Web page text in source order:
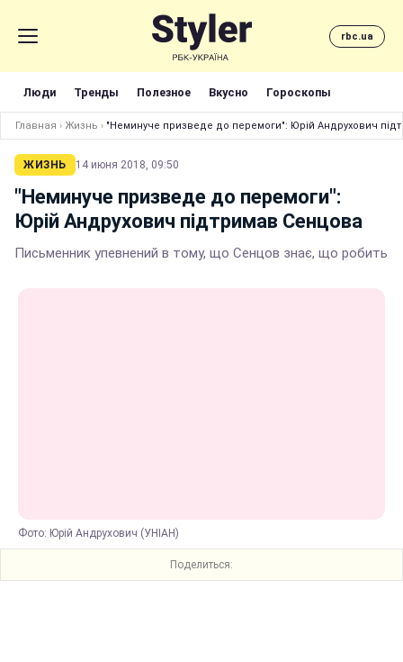
rbc.ua
Люди Тренды Полезное Вкусно Гороскопы
Главная › Жизнь › "Неминуче призведе до перемоги": Юрій Андрухович
ЖИЗНЬ 14 июня 2018, 09:50
"Неминуче призведе до перемоги":
Юрій Андрухович підтримав Сенцова
Письменник упевнений в тому, що Сенцов знає, що робить
Фото: Юрій Андрухович (УНІАН)
Поделиться: